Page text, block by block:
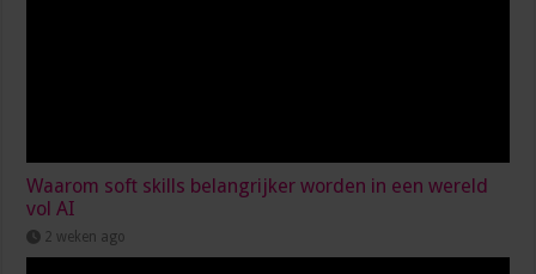
Waarom soft skills belangrijker worden in een wereld
vol AI
2 weken ago